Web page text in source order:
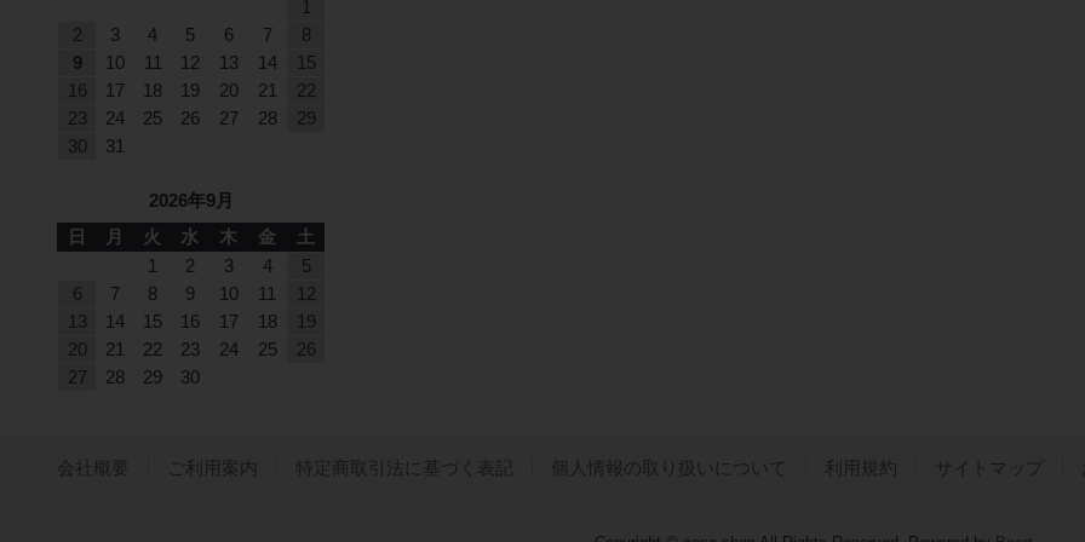
1
2
3 4 5 6 7
8
9
10 11 12 13 14
15
16
17 18 19 20 21
22
23
24 25 26 27 28
29
30
31
2026年9月
日
月 火 水 木 金
土
1
2 3 4
5
6
7 8 9 10 11
12
13
14 15 16 17 18
19
20
21 22 23 24 25
26
27
28 29 30
会社概要 ご利用案内 特定商取引法に基づく表記 個人情報の取り扱いについて 利用規約 サイトマップ